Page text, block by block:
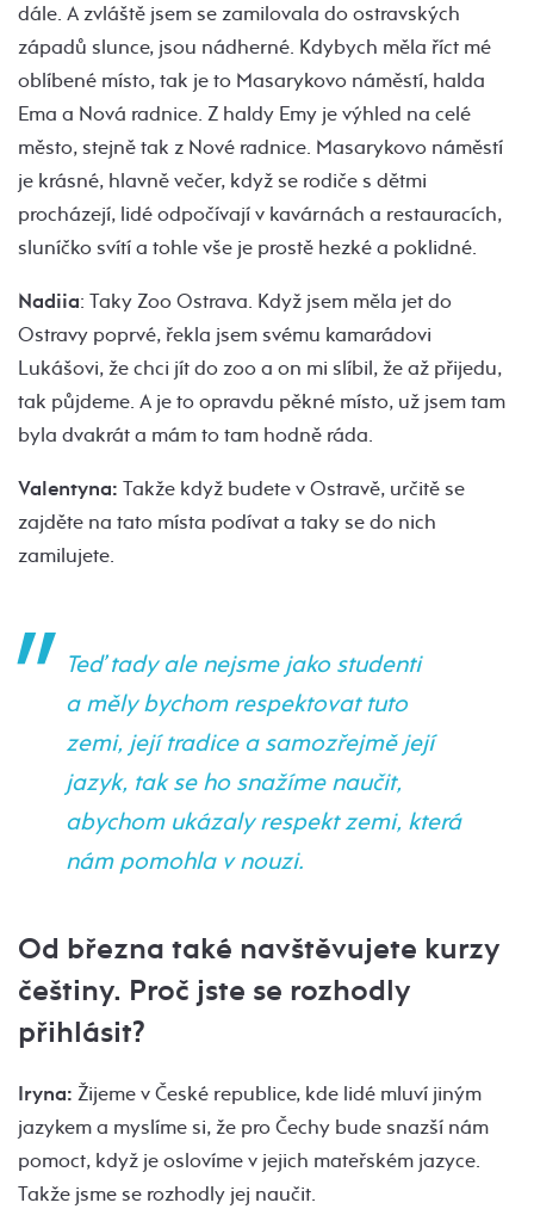
dále. A zvláště jsem se zamilovala do ostravských
západů slunce, jsou nádherné. Kdybych měla říct mé
oblíbené místo, tak je to Masarykovo náměstí, halda
Ema a Nová radnice. Z haldy Emy je výhled na celé
město, stejně tak z Nové radnice. Masarykovo náměstí
je krásné, hlavně večer, když se rodiče s dětmi
procházejí, lidé odpočívají v kavárnách a restauracích,
sluníčko svítí a tohle vše je prostě hezké a poklidné.
Nadiia: Taky Zoo Ostrava. Když jsem měla jet do
Ostravy poprvé, řekla jsem svému kamarádovi
Lukášovi, že chci jít do zoo a on mi slíbil, že až přijedu,
tak půjdeme. A je to opravdu pěkné místo, už jsem tam
byla dvakrát a mám to tam hodně ráda.
Valentyna: Takže když budete v Ostravě, určitě se
zajděte na tato místa podívat a taky se do nich
zamilujete.
Teď tady ale nejsme jako studenti
a měly bychom respektovat tuto
zemi, její tradice a samozřejmě její
jazyk, tak se ho snažíme naučit,
abychom ukázaly respekt zemi, která
nám pomohla v nouzi.
Od března také navštěvujete kurzy
češtiny. Proč jste se rozhodly
přihlásit?
Iryna: Žijeme v České republice, kde lidé mluví jiným
jazykem a myslíme si, že pro Čechy bude snazší nám
pomoct, když je oslovíme v jejich mateřském jazyce.
Takže jsme se rozhodly jej naučit.